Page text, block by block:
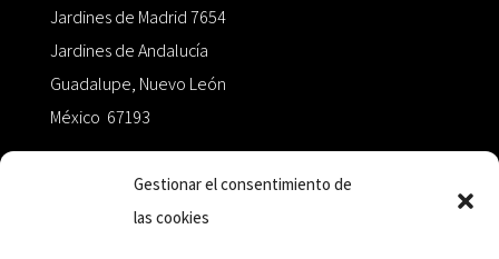
Gestionar el consentimiento de
las cookies
Jardines de Madrid 7654
Jardines de Andalucía
Guadalupe, Nuevo León
México 67193
+52 811.499.5638